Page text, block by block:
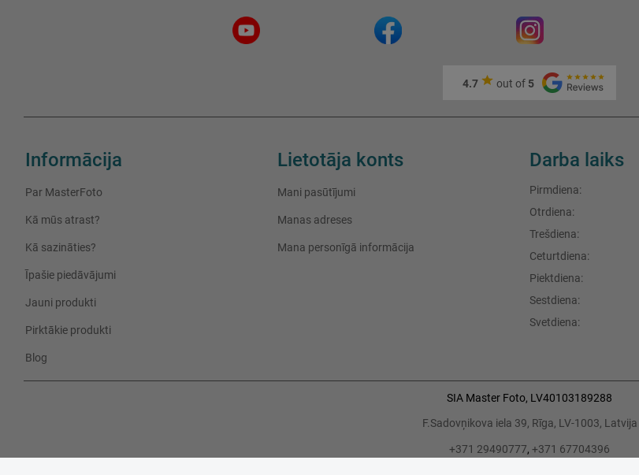
4.7 out of 5
Informācija
Par MasterFoto
Kā mūs atrast?
Kā sazināties?
Īpašie piedāvājumi
Jauni produkti
Pirktākie produkti
Blog
Lietotāja konts
Mani pasūtījumi
Manas adreses
Mana personīgā informācija
Darba laiks
Pirmdiena:
Otrdiena:
Trešdiena:
Ceturtdiena:
Piektdiena:
Sestdiena:
Svetdiena:
SIA Master Foto, LV40103189288
F.Sadovņikova iela 39, Rīga, LV-1003, Latvija
+371 29490777, +371 67704396